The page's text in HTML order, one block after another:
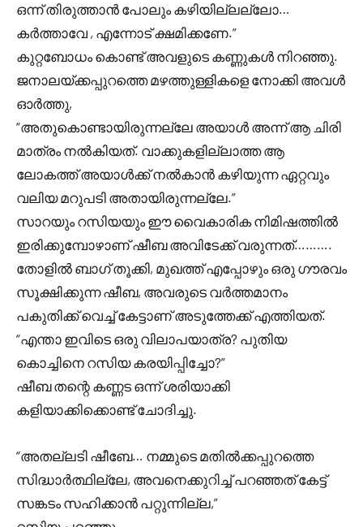
ഒന്ന് തിരുത്താൻ പോലും കഴിയില്ലല്ലോ…
കർത്താവേ , എന്നോട് ക്ഷമിക്കണേ.”
കുറ്റബോധം കൊണ്ട് അവളുടെ കണ്ണുകൾ നിറഞ്ഞു.
ജനാലയ്ക്കപ്പുറത്തെ മഴത്തുള്ളികളെ നോക്കി അവൾ
ഓർത്തു,
“അതുകൊണ്ടായിരുന്നല്ലേ അയാൾ അന്ന് ആ ചിരി
മാത്രം നൽകിയത്. വാക്കുകളില്ലാത്ത ആ
ലോകത്ത് അയാൾക്ക് നൽകാൻ കഴിയുന്ന ഏറ്റവും
വലിയ മറുപടി അതായിരുന്നല്ലേ.”
സാറയും റസിയയും ഈ വൈകാരിക നിമിഷത്തിൽ
ഇരിക്കുമ്പോഴാണ് ഷീബ അവിടേക്ക് വരുന്നത്……….
തോളിൽ ബാഗ് തൂക്കി, മുഖത്ത് എപ്പോഴും ഒരു ഗൗരവം
സൂക്ഷിക്കുന്ന ഷീബ, അവരുടെ വർത്തമാനം
പകുതിക്ക് വെച്ച് കേട്ടാണ് അടുത്തേക്ക് എത്തിയത്.
“എന്താ ഇവിടെ ഒരു വിലാപയാത്ര? പുതിയ
കൊച്ചിനെ റസിയ കരയിപ്പിച്ചോ?”
ഷീബ തന്റെ കണ്ണട ഒന്ന് ശരിയാക്കി
കളിയാക്കിക്കൊണ്ട് ചോദിച്ചു.
“അതല്ലടി ഷീബേ… നമ്മുടെ മതിൽക്കപ്പുറത്തെ
സിദ്ധാർത്ഥില്ലേ, അവനെക്കുറിച്ച് പറഞ്ഞത് കേട്ട്
സങ്കടം സഹിക്കാൻ പറ്റുന്നില്ല,”